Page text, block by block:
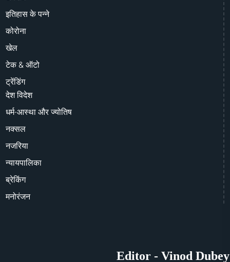
इतिहास के पन्ने
कोरोना
खेल
टेक & ऑटो
ट्रेंडिंग
देश विदेश
धर्म-आस्था और ज्योतिष
नक्सल
नजरिया
न्यायपालिका
ब्रेकिंग
मनोरंजन
Editor - Vinod Dubey